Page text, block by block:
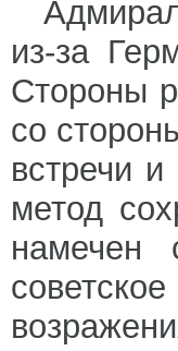
из-за
Стороны
со
встречи
метод
намечен